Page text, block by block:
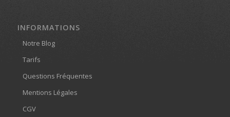
INFORMATIONS
Notre Blog
Tarifs
Questions Fréquentes
Mentions Légales
CGV